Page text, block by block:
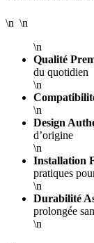
\n \n
\n
Qualité
du quotidien
\n
\n
Design
d’origine
\n
Installation
pratiques
\n
Durabilité
prolongée
\n